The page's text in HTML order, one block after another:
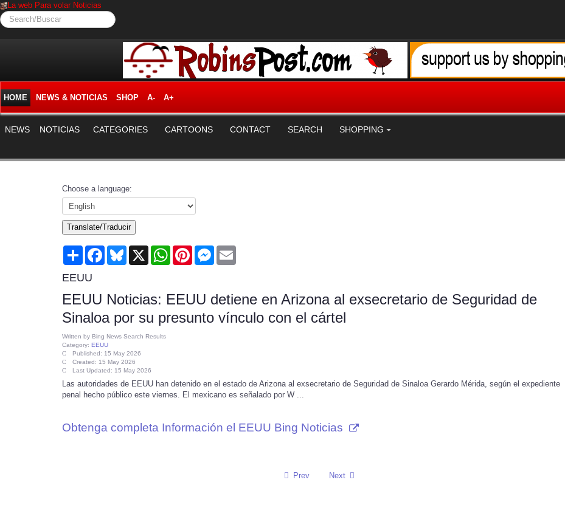
La web Para volar Noticias
Search/Buscar
HOME NEWS & NOTICIAS SHOP A- A+
NEWS NOTICIAS CATEGORIES CARTOONS CONTACT SEARCH SHOPPING
Choose a language:
Translate/Traducir
Share FacebookBluesky
X WhatsAppPinterestMessenger
EEUU
EEUU Noticias: EEUU detiene en Arizona al exsecretario de Seguridad de
Sinaloa por su presunto vínculo con el cártel
Written by Bing News Search Results
Category: EEUU
Published: 15 May 2026
Created: 15 May 2026
Last Updated: 15 May 2026
Las autoridades de EEUU han detenido en el estado de Arizona al exsecretario de Seguridad de Sinaloa Gerardo Mérida, según el expediente
penal hecho público este viernes. El mexicano es señalado por W ...
Obtenga completa Información el EEUU Bing Noticias
Prev Next